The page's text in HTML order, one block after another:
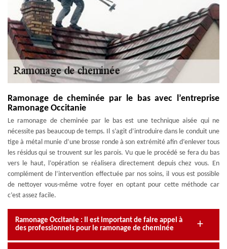
Ramonage de cheminée par le bas avec l’entreprise
Ramonage Occitanie
Le ramonage de cheminée par le bas est une technique aisée qui ne
nécessite pas beaucoup de temps. Il s’agit d’introduire dans le conduit une
tige à métal munie d’une brosse ronde à son extrémité afin d’enlever tous
les résidus qui se trouvent sur les parois. Vu que le procédé se fera du bas
vers le haut, l’opération se réalisera directement depuis chez vous. En
complément de l’intervention effectuée par nos soins, il vous est possible
de nettoyer vous-même votre foyer en optant pour cette méthode car
c’est assez facile.
Ramonage Occitanie : Il est important de faire appel à
des professionnels pour le ramonage de cheminée